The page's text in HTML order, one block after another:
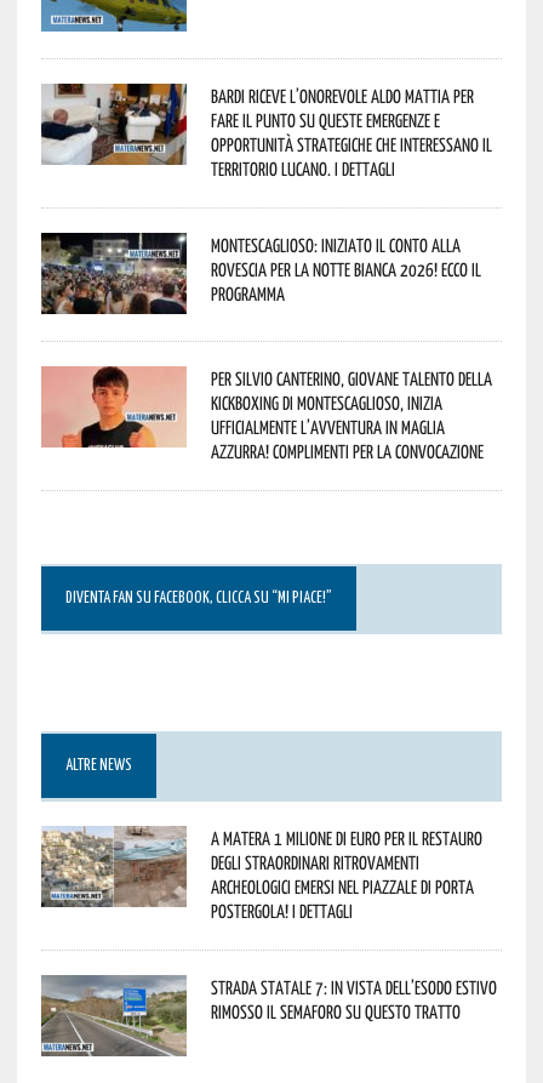
Bardi riceve l’onorevole Aldo Mattia per
fare il punto su queste emergenze e
opportunità strategiche che interessano il
territorio lucano. I dettagli
Montescaglioso: iniziato il conto alla
rovescia per la Notte Bianca 2026! Ecco il
programma
Per Silvio Canterino, giovane talento della
kickboxing di Montescaglioso, inizia
ufficialmente l’avventura in maglia
azzurra! Complimenti per la convocazione
DIVENTA FAN SU FACEBOOK, CLICCA SU “MI PIACE!”
ALTRE NEWS
A Matera 1 milione di euro per il restauro
degli straordinari ritrovamenti
archeologici emersi nel piazzale di Porta
Postergola! I dettagli
Strada statale 7: in vista dell’esodo estivo
rimosso il semaforo su questo tratto